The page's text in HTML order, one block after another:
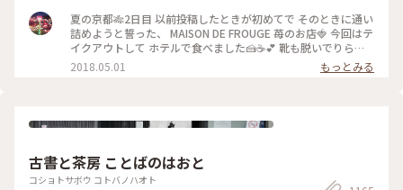
夏の京都🎋2日目 以前投稿したときが初めてで そのときに通い
詰めようと誓った、 MAISON DE FROUGE 苺のお店🍓 今回はテ
イクアウトして ホテルで食べました🍰☕️💕 靴も脱いでりらっ
くす〜〜しながら食べて、 お店でとはまた違った幸せな苺時間
でした🍓 #京都 #カフェ #ケーキ #苺
2018.05.01 もっとみる
古書と茶房 ことばのはおと
コショトサボウ コトバノハオト